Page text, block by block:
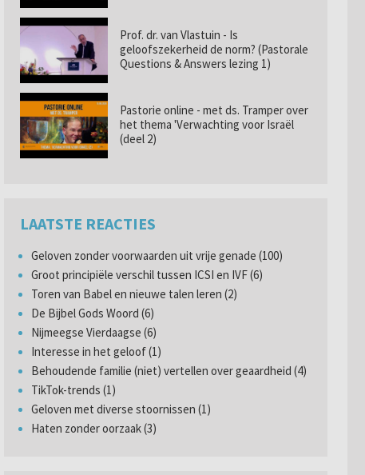
Prof. dr. van Vlastuin - Is
geloofszekerheid de norm? (Pastorale
Questions & Answers lezing 1)
Pastorie online - met ds. Tramper over
het thema 'Verwachting voor Israël
(deel 2)
LAATSTE REACTIES
Geloven zonder voorwaarden uit vrije genade (100)
Groot principiële verschil tussen ICSI en IVF (6)
Toren van Babel en nieuwe talen leren (2)
De Bijbel Gods Woord (6)
Nijmeegse Vierdaagse (6)
Interesse in het geloof (1)
Behoudende familie (niet) vertellen over geaardheid (4)
TikTok-trends (1)
Geloven met diverse stoornissen (1)
Haten zonder oorzaak (3)